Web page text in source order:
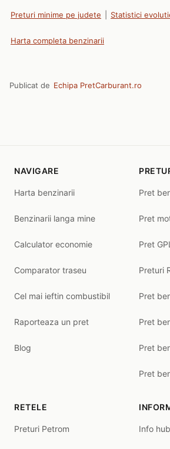
Preturi minime pe judete Statistici
Harta completa benzinarii
Publicat de Echipa PretCarburant.ro
NAVIGARE
Harta benzinarii
Benzinarii langa mine
Calculator economie
Comparator traseu
Cel mai ieftin combustibil
Raporteaza un pret
Blog
Pret
Pret
Pret
Preturi
Pret
Pret
Pret
Pret
RETELE
Preturi Petrom Info hub